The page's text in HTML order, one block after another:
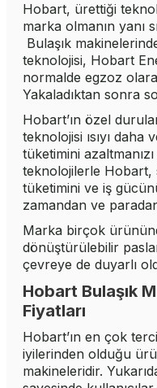
Hobart, ürettiği
marka olmanın yanı
Bulaşık
teknolojisi, Hobart
normalde egzoz
Yakaladıktan sonra
Hobart’ın özel
teknolojisi ısıyı
tüketimini
teknolojilerle Hobart,
tüketimini ve iş
zamandan ve
Marka birçok
dönüştürülebilir
çevreye de duyarlı
Hobart Bulaşık
Fiyatları
Hobart’ın en çok
iyilerinden olduğu
makineleridir.